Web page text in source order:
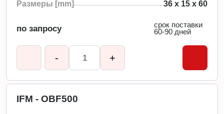
Размеры [mm] 36 x 15 x 60
по запросу
срок поставки
60-90 дней
- +
IFM - OBF500